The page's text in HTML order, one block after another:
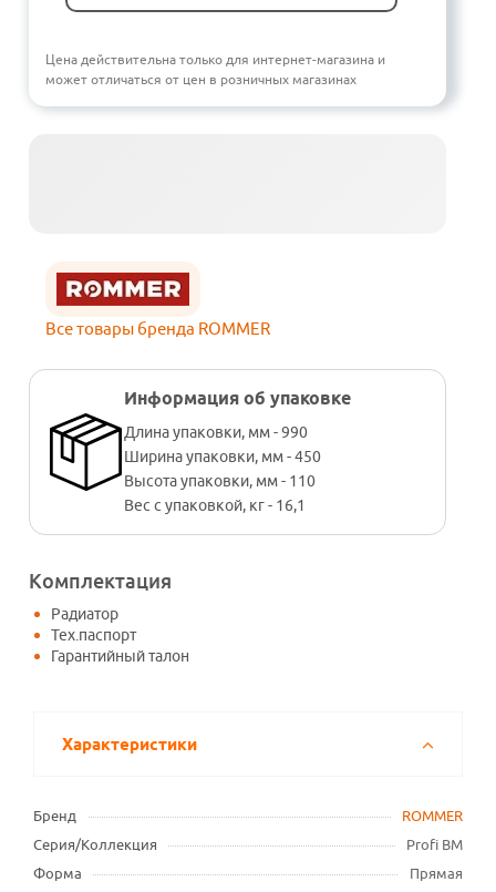
Цена действительна только для интернет-магазина и
может отличаться от цен в розничных магазинах
Все товары бренда ROMMER
Информация об упаковке
Длина упаковки, мм - 990
Ширина упаковки, мм - 450
Высота упаковки, мм - 110
Вес с упаковкой, кг - 16,1
Комплектация
Радиатор
Тех.паспорт
Гарантийный талон
Характеристики
Бренд
ROMMER
Серия/Коллекция
Profi BM
Форма
Прямая